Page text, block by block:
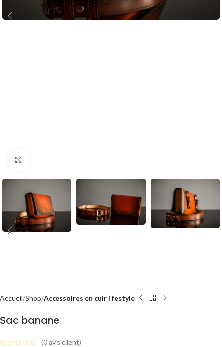
Accueil Shop Accessoires en cuir lifestyle
Sac banane
(0avis client)